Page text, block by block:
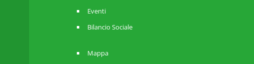
Eventi
Bilancio Sociale
Mappa